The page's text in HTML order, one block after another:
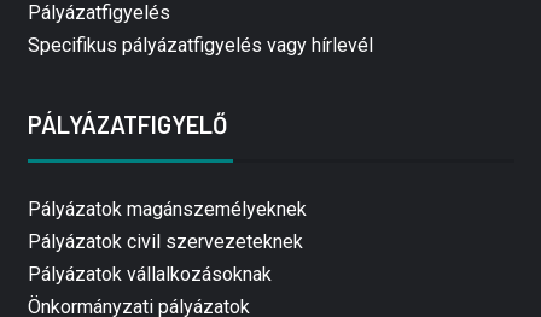
Pályázatfigyelés
Specifikus pályázatfigyelés vagy hírlevél
PÁLYÁZATFIGYELŐ
Pályázatok magánszemélyeknek
Pályázatok civil szervezeteknek
Pályázatok vállalkozásoknak
Önkormányzati pályázatok